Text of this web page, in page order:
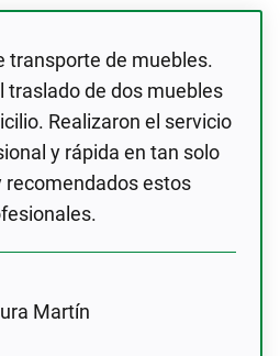
transporte de muebles.
traslado de dos muebles
Realizaron el servicio
y rápida en tan solo
recomendados estos
Martín